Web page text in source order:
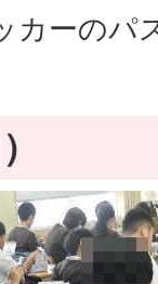
カーのパ